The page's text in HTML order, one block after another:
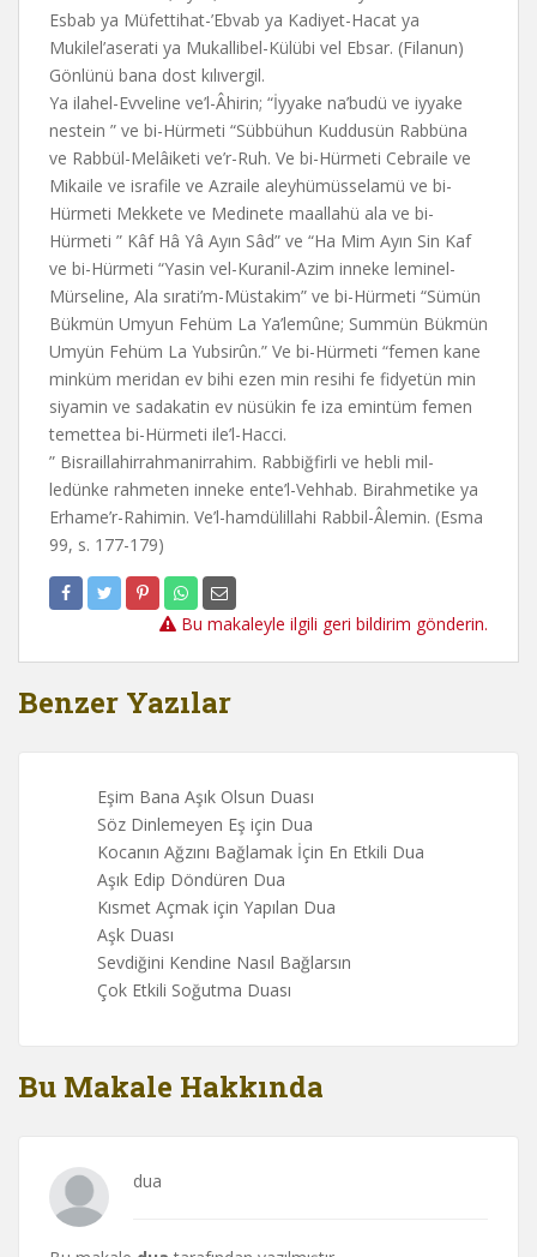
Esbab ya Müfettihat-’Ebvab ya Kadiyet-Hacat ya
Mukilel’aserati ya Mukallibel-Külübi vel Ebsar. (Filanun)
Gönlünü bana dost kılıvergil.
Ya ilahel-Evveline ve’l-Âhirin; “İyyake na’budü ve iyyake
nestein ” ve bi-Hürmeti “Sübbühun Kuddusün Rabbüna
ve Rabbül-Melâiketi ve’r-Ruh. Ve bi-Hürmeti Cebraile ve
Mikaile ve israfile ve Azraile aleyhümüsselamü ve bi-
Hürmeti Mekkete ve Medinete maallahü ala ve bi-
Hürmeti ” Kâf Hâ Yâ Ayın Sâd” ve “Ha Mim Ayın Sin Kaf
ve bi-Hürmeti “Yasin vel-Kuranil-Azim inneke leminel-
Mürseline, Ala sırati’m-Müstakim” ve bi-Hürmeti “Sümün
Bükmün Umyun Fehüm La Ya’lemûne; Summün Bükmün
Umyün Fehüm La Yubsirûn.” Ve bi-Hürmeti “femen kane
minküm meridan ev bihi ezen min resihi fe fidyetün min
siyamin ve sadakatin ev nüsükin fe iza emintüm femen
temettea bi-Hürmeti ile’l-Hacci.
” Bisraillahirrahmanirrahim. Rabbiğfirli ve hebli mil-
ledünke rahmeten inneke ente’l-Vehhab. Birahmetike ya
Erhame’r-Rahimin. Ve’l-hamdülillahi Rabbil-Âlemin. (Esma
99, s. 177-179)
Bu makaleyle ilgili geri bildirim gönderin.
Benzer Yazılar
Eşim Bana Aşık Olsun Duası
Söz Dinlemeyen Eş için Dua
Kocanın Ağzını Bağlamak İçin En Etkili Dua
Aşık Edip Döndüren Dua
Kısmet Açmak için Yapılan Dua
Aşk Duası
Sevdiğini Kendine Nasıl Bağlarsın
Çok Etkili Soğutma Duası
Bu Makale Hakkında
dua